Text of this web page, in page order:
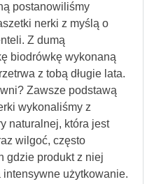
postanowiliśmy
nerki z myślą o
Z dumą
biodrówkę wykonaną
z tobą długie lata.
Zawsze podstawą
wykonaliśmy z
naturalnej, która jest
wilgoć, często
gdzie produkt z niej
użytkowanie.